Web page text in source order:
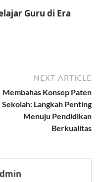
Guru di Era
NEXT ARTICLE
Membahas Konsep Paten
Sekolah: Langkah Penting
Menuju Pendidikan
Berkualitas